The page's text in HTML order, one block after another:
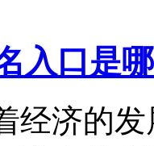
入口是
经济的